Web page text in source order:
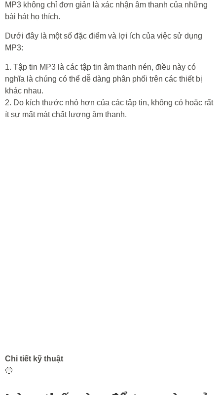
MP3 không chỉ đơn giản là xác nhận âm thanh của những
bài hát họ thích.
Dưới đây là một số đặc điểm và lợi ích của việc sử dụng
MP3:
1. Tập tin MP3 là các tập tin âm thanh nén, điều này có
nghĩa là chúng có thể dễ dàng phân phối trên các thiết bị
khác nhau.
2. Do kích thước nhỏ hơn của các tập tin, không có hoặc rất
ít sự mất mát chất lượng âm thanh.
Chi tiết kỹ thuật
🔵